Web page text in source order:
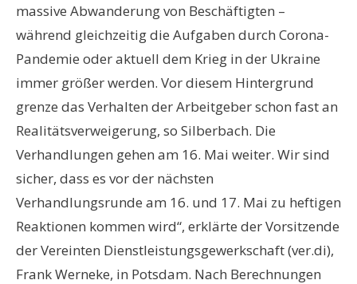
massive Abwanderung von Beschäftigten –
während gleichzeitig die Aufgaben durch Corona-
Pandemie oder aktuell dem Krieg in der Ukraine
immer größer werden. Vor diesem Hintergrund
grenze das Verhalten der Arbeitgeber schon fast an
Realitätsverweigerung, so Silberbach. Die
Verhandlungen gehen am 16. Mai weiter. Wir sind
sicher, dass es vor der nächsten
Verhandlungsrunde am 16. und 17. Mai zu heftigen
Reaktionen kommen wird“, erklärte der Vorsitzende
der Vereinten Dienstleistungsgewerkschaft (ver.di),
Frank Werneke, in Potsdam. Nach Berechnungen